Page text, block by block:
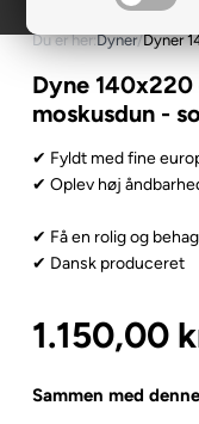
Du er her:Dyner/Dyner
Dyne
moskusdun -
✔ Fyldt med fine
✔ Oplev høj
✔ Få en rolig og
✔ Dansk produceret
1.150,00
Sammen med